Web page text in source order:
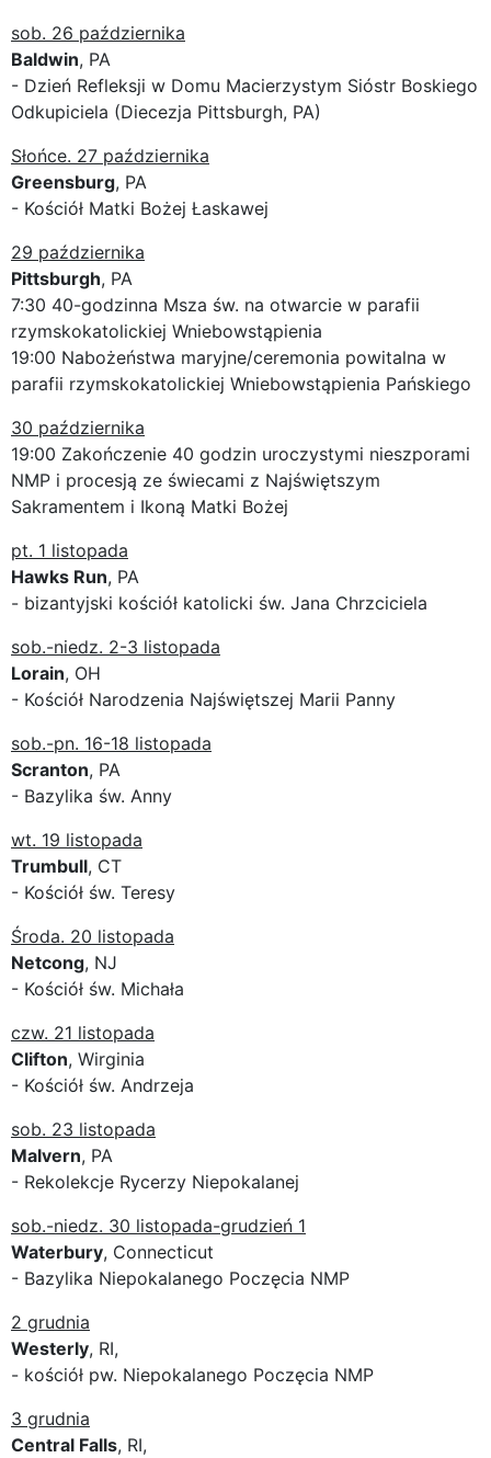
sob. 26 października
Baldwin, PA
- Dzień Refleksji w Domu Macierzystym Sióstr Boskiego
Odkupiciela (Diecezja Pittsburgh, PA)
Słońce. 27 października
Greensburg, PA
- Kościół Matki Bożej Łaskawej
29 października
Pittsburgh, PA
7:30 40-godzinna Msza św. na otwarcie w parafii
rzymskokatolickiej Wniebowstąpienia
19:00 Nabożeństwa maryjne/ceremonia powitalna w
parafii rzymskokatolickiej Wniebowstąpienia Pańskiego
30 października
19:00 Zakończenie 40 godzin uroczystymi nieszporami
NMP i procesją ze świecami z Najświętszym
Sakramentem i Ikoną Matki Bożej
pt. 1 listopada
Hawks Run, PA
- bizantyjski kościół katolicki św. Jana Chrzciciela
sob.-niedz. 2-3 listopada
Lorain, OH
- Kościół Narodzenia Najświętszej Marii Panny
sob.-pn. 16-18 listopada
Scranton, PA
- Bazylika św. Anny
wt. 19 listopada
Trumbull, CT
- Kościół św. Teresy
Środa. 20 listopada
Netcong, NJ
- Kościół św. Michała
czw. 21 listopada
Clifton, Wirginia
- Kościół św. Andrzeja
sob. 23 listopada
Malvern, PA
- Rekolekcje Rycerzy Niepokalanej
sob.-niedz. 30 listopada-grudzień 1
Waterbury, Connecticut
- Bazylika Niepokalanego Poczęcia NMP
2 grudnia
Westerly, RI,
- kościół pw. Niepokalanego Poczęcia NMP
3 grudnia
Central Falls, RI,